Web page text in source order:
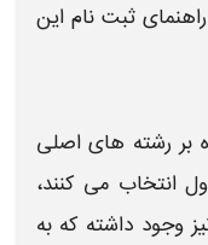
ثبت نام این
بر رشته های اصلی
انتخاب می کنند،
وجود داشته که به